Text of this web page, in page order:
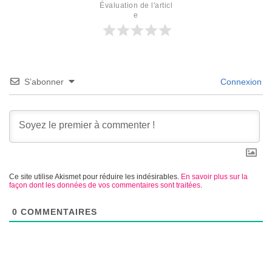
Évaluation de l'articl
e
S’abonner Connexion
Ce site utilise Akismet pour réduire les indésirables. En savoir plus sur la
façon dont les données de vos commentaires sont traitées.
0 COMMENTAIRES